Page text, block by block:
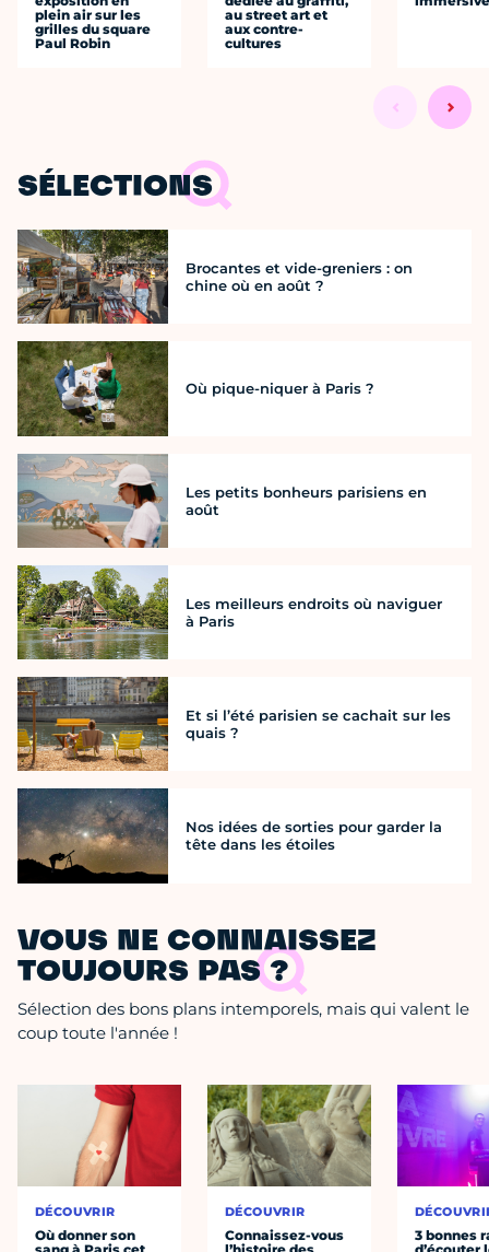
plein air sur les
grilles du square
Paul Robin
au street art et
aux contre-
cultures
SÉLECTIONS
Brocantes et vide-greniers : on
chine où en août ?
Où pique-niquer à Paris ?
Les petits bonheurs parisiens en
août
Les meilleurs endroits où naviguer
à Paris
Et si l’été parisien se cachait sur les
quais ?
Nos idées de sorties pour garder la
tête dans les étoiles
VOUS NE CONNAISSEZ
TOUJOURS PAS ?
Sélection des bons plans intemporels, mais qui valent le
coup toute l'année !
DÉCOUVRIR
Où donner son
DÉCOUVRIR
Connaissez-vous
3 bonnes